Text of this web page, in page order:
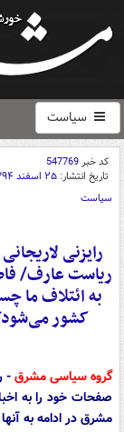
سیاست
کد خبر547769
تاریخ انتشار: ۲۵ اسفند ۱۳۹۴ - ۰۸:۱۹
سیاست
ریاست عارف/
به ائتلاف ما
کشور
گروه سیاسی مشرق-
صفحات خود را به
مشرق در ادامه به